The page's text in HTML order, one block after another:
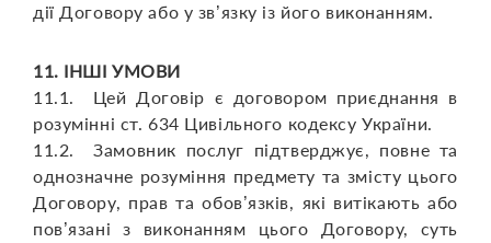
дії Договору або у зв’язку із його виконанням.
11. ІНШІ УМОВИ
11.1. Цей Договір є договором приєднання в
розумінні ст. 634 Цивільного кодексу України.
11.2. Замовник послуг підтверджує, повне та
однозначне розуміння предмету та змісту цього
Договору, прав та обов’язків, які витікають або
пов’язані з виконанням цього Договору, суть